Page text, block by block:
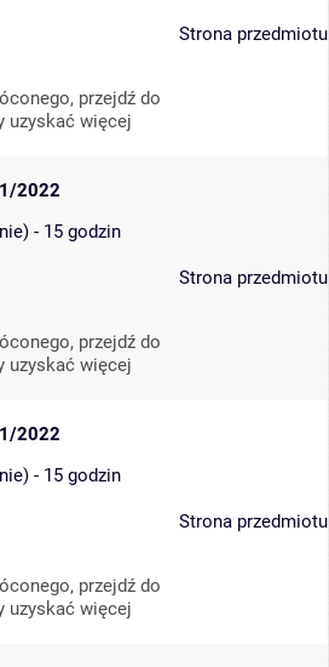
przejdź do
uzyskać więcej
Strona przedmiotu
2022
- 15 godzin
przejdź do
uzyskać więcej
Strona przedmiotu
2022
- 15 godzin
przejdź do
uzyskać więcej
Strona przedmiotu